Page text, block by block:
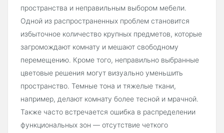
пространства и неправильным выбором мебели.
Одной из распространенных проблем становится
избыточное количество крупных предметов, которые
загромождают комнату и мешают свободному
перемещению. Кроме того, неправильно выбранные
цветовые решения могут визуально уменьшить
пространство. Темные тона и тяжелые ткани,
например, делают комнату более тесной и мрачной.
Также часто встречается ошибка в распределении
функциональных зон — отсутствие четкого